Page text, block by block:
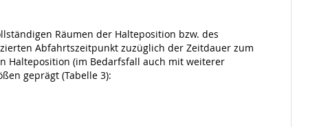
Räumen der Halteposition bzw. des
Abfahrtszeitpunkt zuzüglich der Zeitdauer zum
Halteposition (im Bedarfsfall auch mit weiterer
geprägt (Tabelle 3):